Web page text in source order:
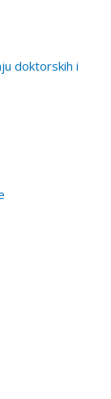
doktorskih i